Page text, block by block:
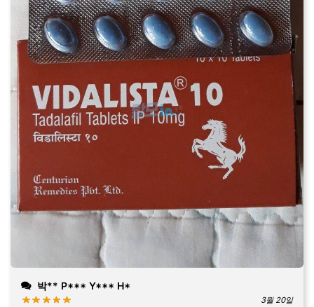
박** P*** Y*** H*
3월 20일